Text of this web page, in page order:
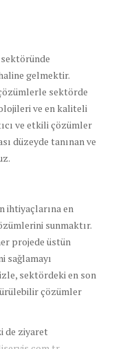
gelmektir.
sektörde
ve en kaliteli
ve etkili çözümler
düzeyde tanınan ve
ihtiyaçlarına en
sunmaktır.
projede üstün
sağlamayı
sektördeki en son
çözümler
de ziyaret